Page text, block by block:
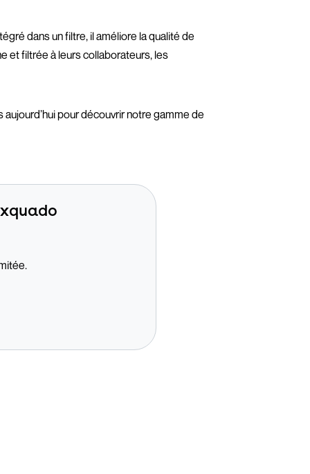
dans un filtre, il améliore la qualité de
et filtrée à leurs collaborateurs, les
pour découvrir notre gamme de